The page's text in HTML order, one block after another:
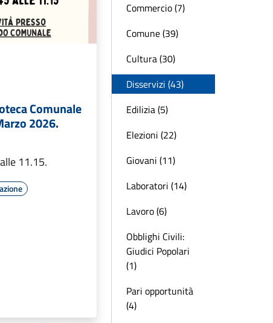
Comunale
2026.
11.15.
Commercio (7)
Comune (39)
Cultura (30)
Disservizi (43)
Edilizia (5)
Elezioni (22)
Giovani (11)
Laboratori (14)
Lavoro (6)
Obblighi Civili:
Giudici Popolari
(1)
Pari opportunità
(4)